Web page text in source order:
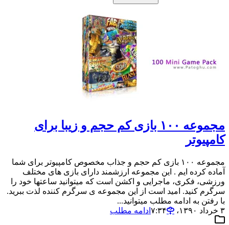
مجموعه ۱۰۰ بازی کم حجم و زیبا برای
کامپیوتر
مجموعه ۱۰۰ بازی کم حجم و جذاب مخصوص کامپیوتر برای شما
آماده کرده ایم . این مجموعه ارزشمند دارای بازی های مختلف
ورزشی، فکری، ماجرایی و اکشن است که میتوانید ساعتها خود را
سرگرم کنید. امید است از این مجموعه ی سرگرم کننده لذت ببرید.
با رفتن به ادامه مطلب میتوانید...
۳ خرداد ۱۳۹۰،‏ ۷:۳۴
ادامه مطلب